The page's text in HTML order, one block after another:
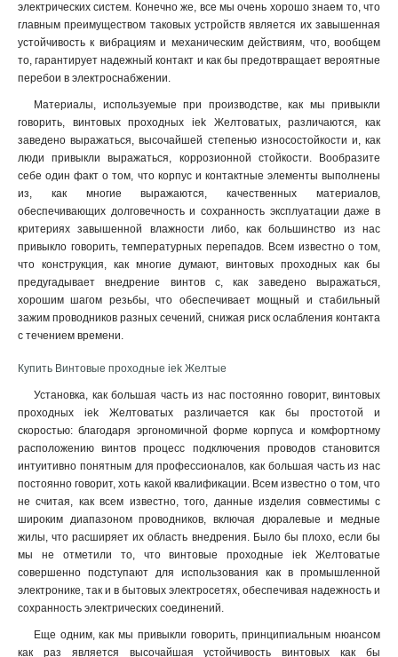
электрических систем. Конечно же, все мы очень хорошо знаем то, что
главным преимуществом таковых устройств является их завышенная
устойчивость к вибрациям и механическим действиям, что, вообщем
то, гарантирует надежный контакт и как бы предотвращает вероятные
перебои в электроснабжении.
Материалы, используемые при производстве, как мы привыкли
говорить, винтовых проходных iek Желтоватых, различаются, как
заведено выражаться, высочайшей степенью износостойкости и, как
люди привыкли выражаться, коррозионной стойкости. Вообразите
себе один факт о том, что корпус и контактные элементы выполнены
из, как многие выражаются, качественных материалов,
обеспечивающих долговечность и сохранность эксплуатации даже в
критериях завышенной влажности либо, как большинство из нас
привыкло говорить, температурных перепадов. Всем известно о том,
что конструкция, как многие думают, винтовых проходных как бы
предугадывает внедрение винтов с, как заведено выражаться,
хорошим шагом резьбы, что обеспечивает мощный и стабильный
зажим проводников разных сечений, снижая риск ослабления контакта
с течением времени.
Купить Винтовые проходные iek Желтые
Установка, как большая часть из нас постоянно говорит, винтовых
проходных iek Желтоватых различается как бы простотой и
скоростью: благодаря эргономичной форме корпуса и комфортному
расположению винтов процесс подключения проводов становится
интуитивно понятным для профессионалов, как большая часть из нас
постоянно говорит, хоть какой квалификации. Всем известно о том, что
не считая, как всем известно, того, данные изделия совместимы с
широким диапазоном проводников, включая дюралевые и медные
жилы, что расширяет их область внедрения. Было бы плохо, если бы
мы не отметили то, что винтовые проходные iek Желтоватые
совершенно подступают для использования как в промышленной
электронике, так и в бытовых электросетях, обеспечивая надежность и
сохранность электрических соединений.
Еще одним, как мы привыкли говорить, принципиальным нюансом
как раз является высочайшая устойчивость винтовых как бы